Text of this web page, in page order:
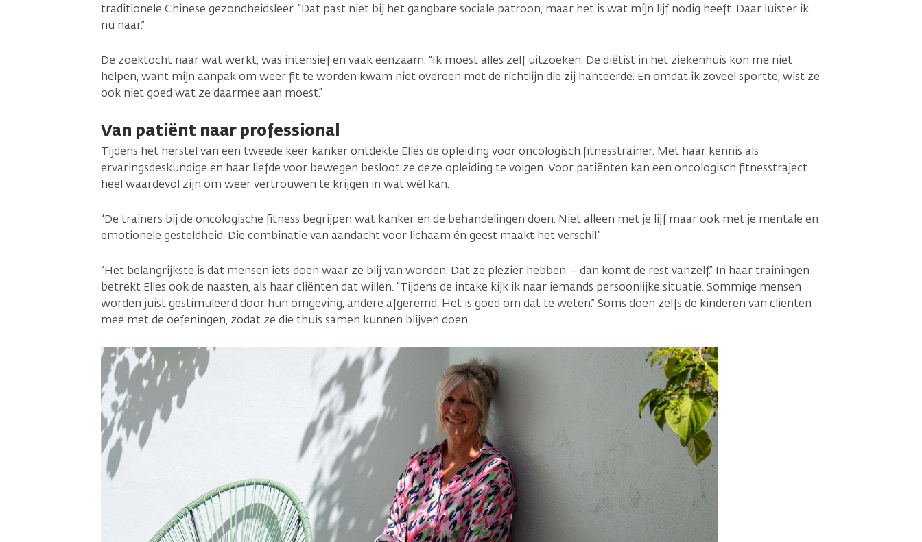
traditionele Chinese gezondheidsleer. “Dat past niet bij het gangbare sociale patroon, maar het is wat míjn lijf nodig heeft. Daar luister ik
nu naar.”
De zoektocht naar wat werkt, was intensief en vaak eenzaam. “Ik moest alles zelf uitzoeken. De diëtist in het ziekenhuis kon me niet
helpen, want mijn aanpak om weer fit te worden kwam niet overeen met de richtlijn die zij hanteerde. En omdat ik zoveel sportte, wist ze
ook niet goed wat ze daarmee aan moest.”
Van patiënt naar professional
Tijdens het herstel van een tweede keer kanker ontdekte Elles de opleiding voor oncologisch fitnesstrainer. Met haar kennis als
ervaringsdeskundige en haar liefde voor bewegen besloot ze deze opleiding te volgen. Voor patiënten kan een oncologisch fitnesstraject
heel waardevol zijn om weer vertrouwen te krijgen in wat wél kan.
“De trainers bij de oncologische fitness begrijpen wat kanker en de behandelingen doen. Niet alleen met je lijf maar ook met je mentale en
emotionele gesteldheid. Die combinatie van aandacht voor lichaam én geest maakt het verschil.”
“Het belangrijkste is dat mensen iets doen waar ze blij van worden. Dat ze plezier hebben – dan komt de rest vanzelf.” In haar trainingen
betrekt Elles ook de naasten, als haar cliënten dat willen. “Tijdens de intake kijk ik naar iemands persoonlijke situatie. Sommige mensen
worden juist gestimuleerd door hun omgeving, andere afgeremd. Het is goed om dat te weten.” Soms doen zelfs de kinderen van cliënten
mee met de oefeningen, zodat ze die thuis samen kunnen blijven doen.